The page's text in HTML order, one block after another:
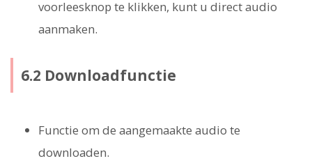
voorleesknop te klikken, kunt u direct audio
aanmaken.
6.2 Downloadfunctie
Functie om de aangemaakte audio te
downloaden.